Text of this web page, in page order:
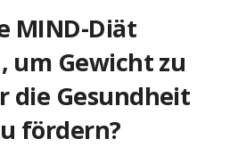
MIND-Diät
um Gewicht zu
die Gesundheit
fördern?